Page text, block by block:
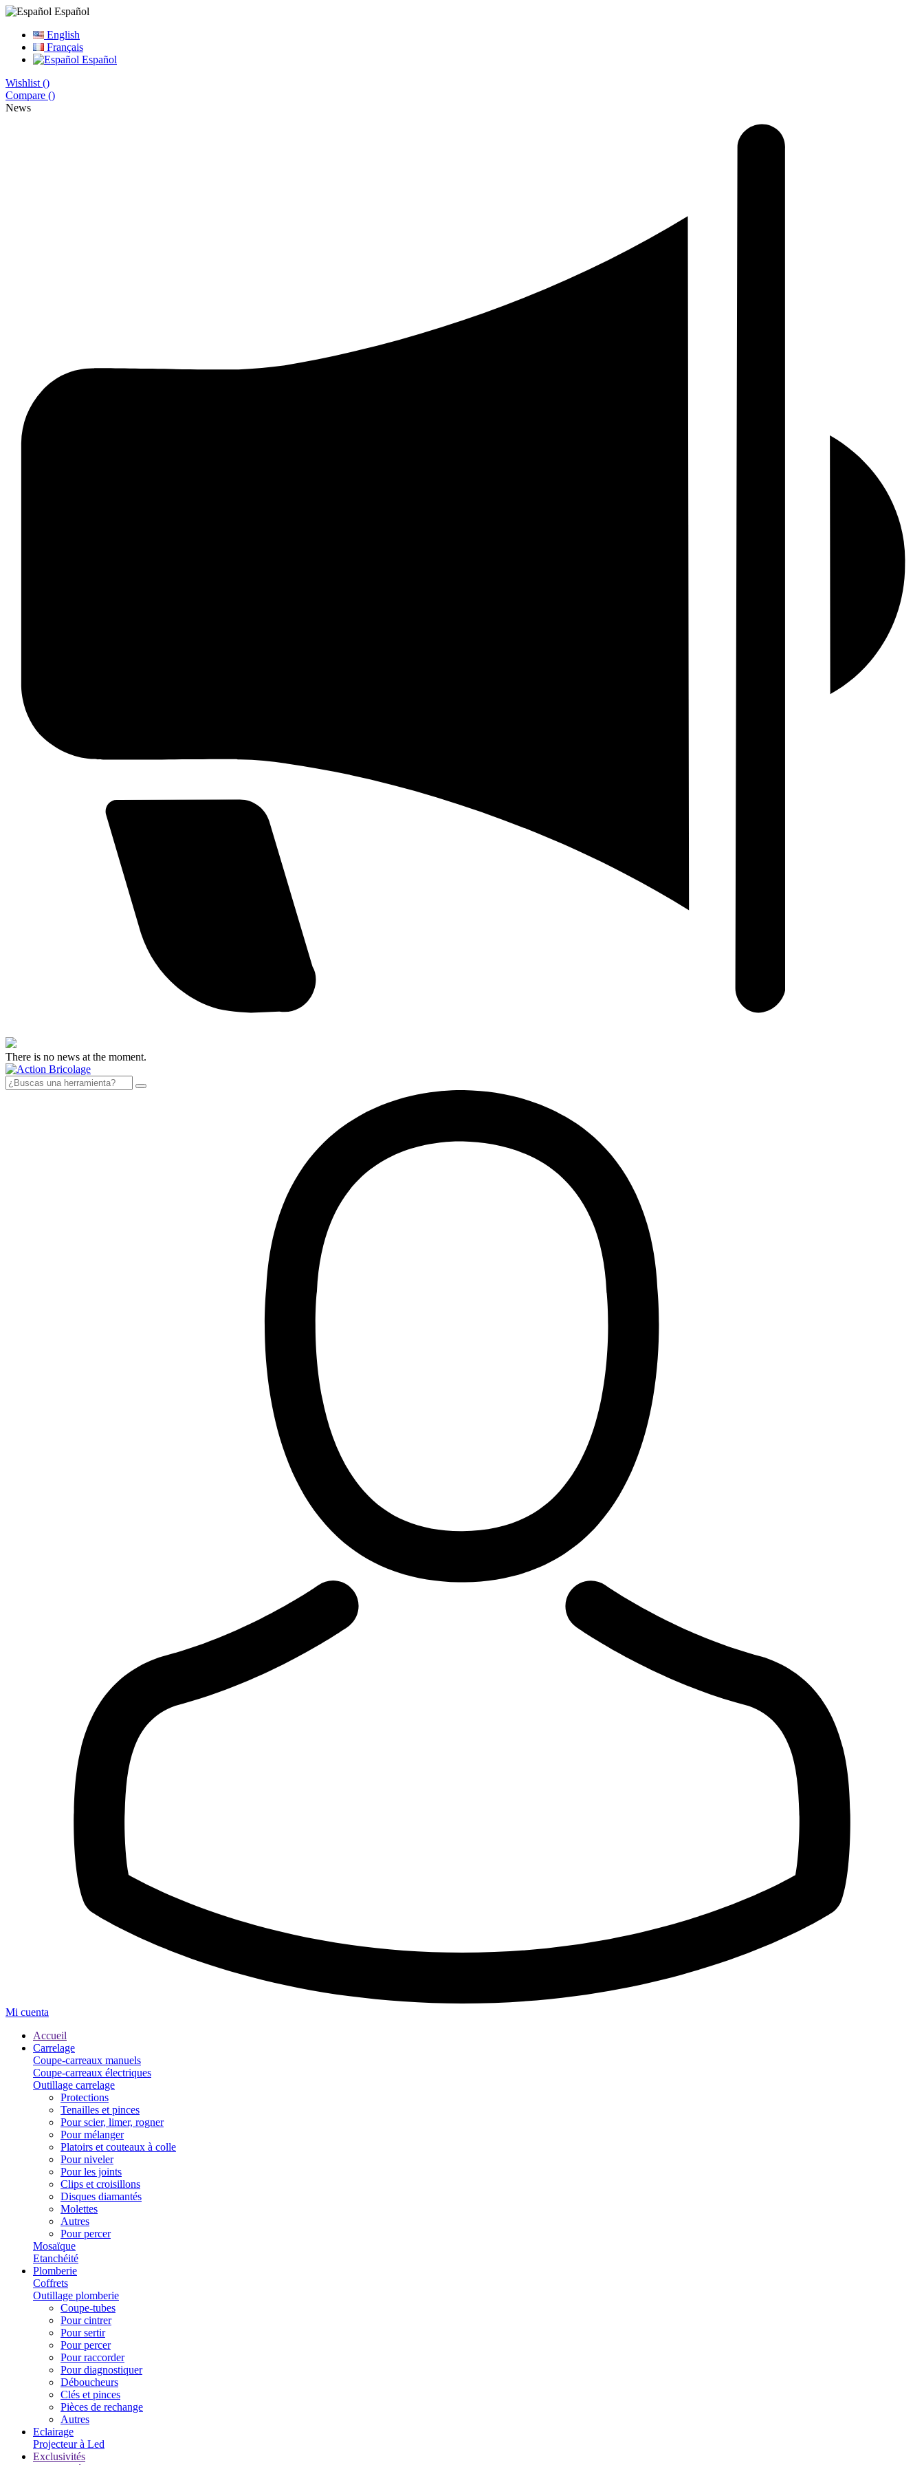
Español
English
Français
Español
Wishlist ()
Compare ()
News
There is no news at the moment.
Mi cuenta
Accueil
Carrelage
Coupe-carreaux manuels
Coupe-carreaux électriques
Outillage carrelage
Protections
Tenailles et pinces
Pour scier, limer, rogner
Pour mélanger
Platoirs et couteaux à colle
Pour niveler
Pour les joints
Clips et croisillons
Disques diamantés
Molettes
Autres
Pour percer
Mosaïque
Etanchéité
Plomberie
Coffrets
Outillage plomberie
Coupe-tubes
Pour cintrer
Pour sertir
Pour percer
Pour raccorder
Pour diagnostiquer
Déboucheurs
Clés et pinces
Pièces de rechange
Autres
Eclairage
Projecteur à Led
Exclusivités